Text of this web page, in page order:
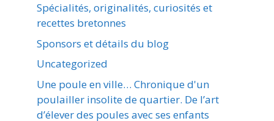
Spécialités, originalités, curiosités et
recettes bretonnes
Sponsors et détails du blog
Uncategorized
Une poule en ville… Chronique d'un
poulailler insolite de quartier. De l’art
d’élever des poules avec ses enfants